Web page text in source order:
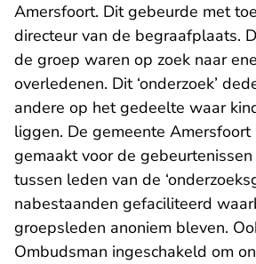
Amersfoort. Dit gebeurde met
directeur van de begraafplaats.
de groep waren op zoek naar
overledenen. Dit ‘onderzoek’
andere op het gedeelte waar
liggen. De gemeente Amersfoort
gemaakt voor de
tussen leden van de
nabestaanden gefaciliteerd
groepsleden anoniem bleven.
Ombudsman ingeschakeld om